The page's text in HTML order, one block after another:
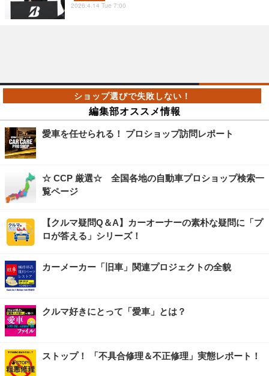
2026.4.14 Tue 7:00
編集部オススメ情報
愛車を任せられる！ プロショップ訪問レポート
☆ CCP 厳選☆ 全国各地の自動車プロショップ検索一
覧ページ
【クルマ疑問Q＆A】カーオーナーの素朴な疑問に「プ
ロが答える」シリーズ！
カーメーカー「旧車」関連プロジェクトの全貌
クルマ好きにとって「愛車」とは？
ストップ！ 「不具合修理＆不正修理」実態レポート！